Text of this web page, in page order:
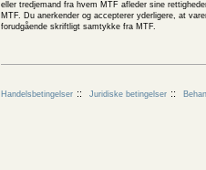
eller tredjemand fra hvem MTF afleder sine
MTF. Du anerkender og accepterer yderligere, at
forudgående skriftligt samtykke fra MTF.
Handelsbetingelser Juridiske betingelser